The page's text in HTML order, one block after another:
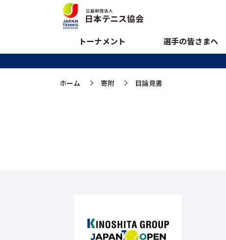
トーナメント 選手の皆さまへ
目論見書
ホーム >
寄附 >
目論見書